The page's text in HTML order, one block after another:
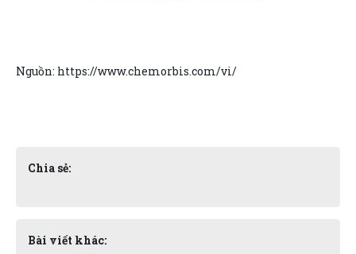
Nguồn: https://www.chemorbis.com/vi/
Chia sẻ:
Bài viết khác: